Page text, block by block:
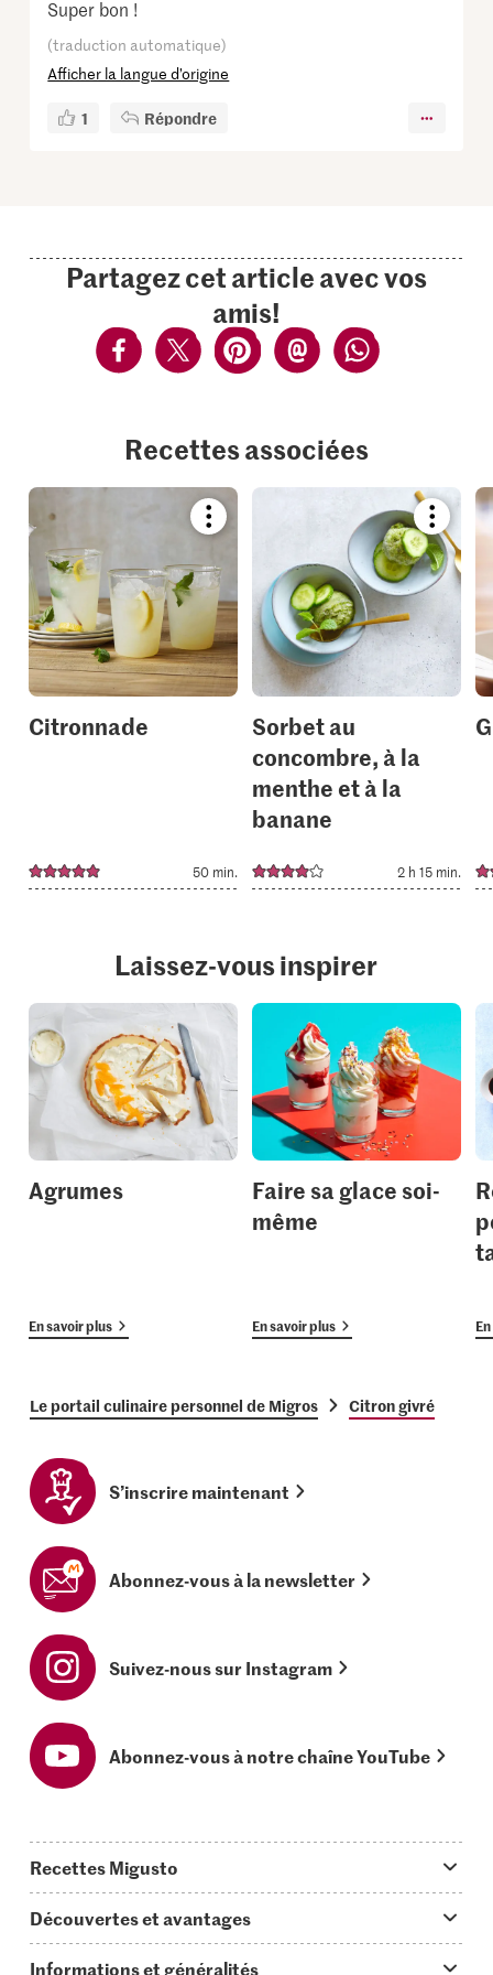
Super bon !
(traduction automatique)
Afficher la langue d’origine
1 Répondre
Partagez cet article avec vos
amis!
Recettes associées
Bookmark
recipe
add
it
to
your
collections.
Citronnade
50 min.
recipe
or
add
it
your
Sorbet au
concombre, à la
menthe et à la
banane
2 h 15 min.
Laissez-vous inspirer
Agrumes
En savoir plus
Faire sa glace soi-
même
En savoir plus
Le portail culinaire personnel de Migros Citron givré
S’inscrire maintenant
Abonnez-vous à la newsletter
Suivez-nous sur Instagram
Abonnez-vous à notre chaîne YouTube
Recettes Migusto
Idées de menus
Découvertes et avantages
Informations et généralités